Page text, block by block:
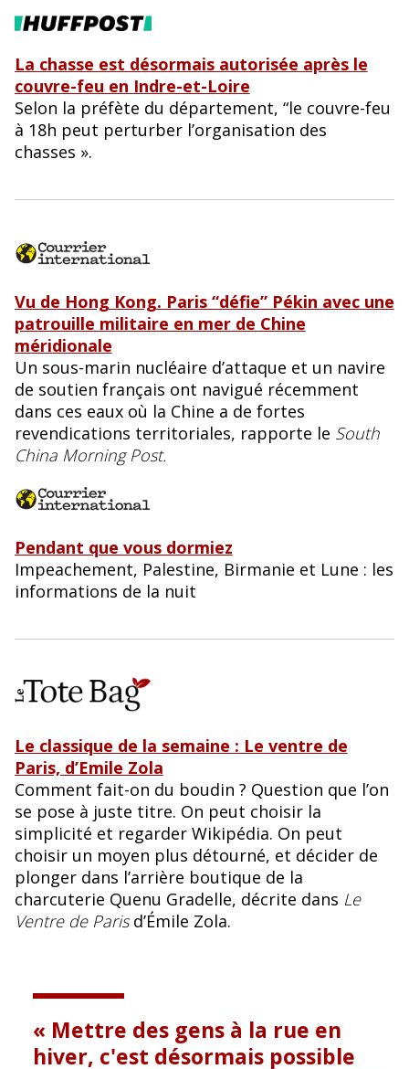
La chasse est désormais autorisée après le
couvre-feu en Indre-et-Loire
Selon la préfète du département, “le couvre-feu
à 18h peut perturber l’organisation des
chasses ».
Vu de Hong Kong. Paris “défie” Pékin avec une
patrouille militaire en mer de Chine
méridionale
Un sous-marin nucléaire d’attaque et un navire
de soutien français ont navigué récemment
dans ces eaux où la Chine a de fortes
revendications territoriales, rapporte le South
China Morning Post.
Pendant que vous dormiez
Impeachement, Palestine, Birmanie et Lune : les
informations de la nuit
Le classique de la semaine : Le ventre de
Paris, d’Emile Zola
Comment fait-on du boudin ? Question que l’on
se pose à juste titre. On peut choisir la
simplicité et regarder Wikipédia. On peut
choisir un moyen plus détourné, et décider de
plonger dans l’arrière boutique de la
charcuterie Quenu Gradelle, décrite dans Le
Ventre de Parisd’Émile Zola.
Mettre des gens à la rue en
hiver, c'est désormais possible